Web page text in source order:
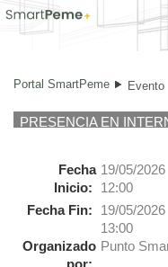
Evento
Portal SmartPeme Evento
PRESENCIA EN
Fecha
Inicio:
19/05/2026
12:00
Fecha Fin:
19/05/2026
13:00
Organizado
por:
Punto